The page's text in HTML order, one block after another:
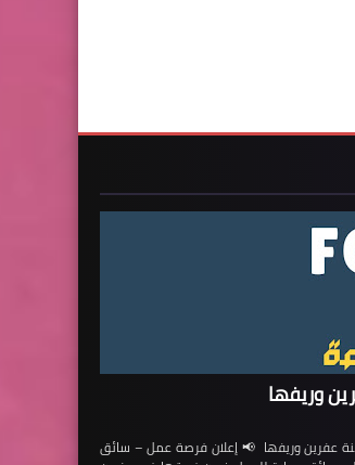
وريفها
وريفها 📢 إعلان فرصة عمل – سائق